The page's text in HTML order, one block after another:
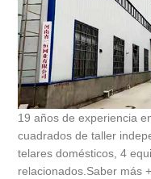
19 años de experiencia
cuadrados de taller
telares domésticos, 4
relacionados.Saber más +